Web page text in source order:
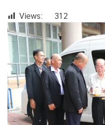
Views: 312